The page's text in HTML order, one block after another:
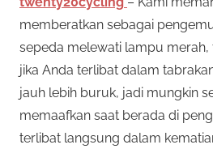
memberatkan sebagai
sepeda melewati lampu merah,
jika Anda terlibat dalam
jauh lebih buruk, jadi mungkin
memaafkan saat berada di
terlibat langsung dalam